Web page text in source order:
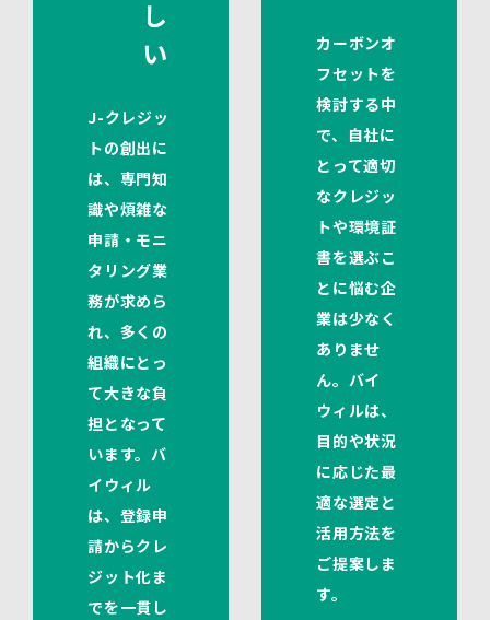
し
い
J-クレジッ
トの創出に
は、専門知
識や煩雑な
申請・モニ
タリング業
務が求めら
れ、多くの
組織にとっ
て大きな負
担となって
います。バ
イウィル
は、登録申
請からクレ
ジット化ま
でを一貫し
カーボンオ
フセットを
検討する中
で、自社に
とって適切
なクレジッ
トや環境証
書を選ぶこ
とに悩む企
業は少なく
ありませ
ん。バイ
ウィルは、
目的や状況
に応じた最
適な選定と
活用方法を
ご提案しま
す。